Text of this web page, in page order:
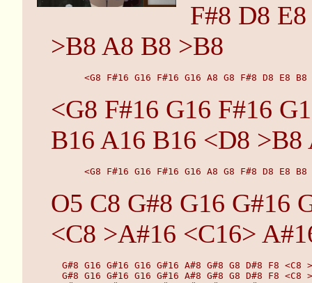
F#8 D8
>B8 A8 B8 >B8
<G8 F#16 G16 F#16 G16 A8 G8 F#8 D8 E8
<G8 F#16 G16 F#16
B16 A16 B16 <D8 >B8
<G8 F#16 G16 F#16 G16 A8 G8 F#8 D8 E8
O5 C8 G#8 G16 G#16
<C8 >A#16 <C16>
G#8 G16 G#16 G16 G#16 A#8 G#8 G8 D#8 F8 <C8
G#8 G16 G#16 G16 G#16 A#8 G#8 G8 D#8 F8 <C8